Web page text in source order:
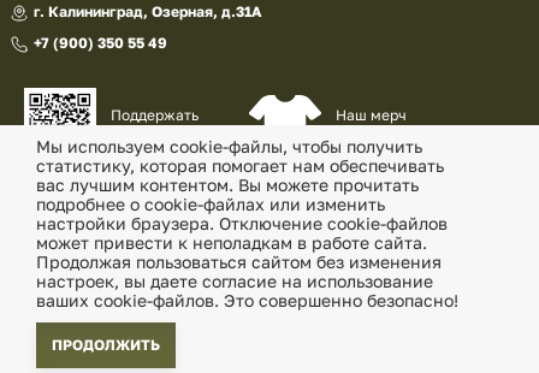
г. Калининград, Озерная, д.31А
+7 (900) 350 55 49
Поддержать
Наш мерч
© «Военно-патриотический клуб «Утес» , 2026
Политика конфиденциальности
Согласие на обработку перс. данных
Мы используем cookie-файлы, чтобы получить
статистику, которая помогает нам обеспечивать
вас лучшим контентом. Вы можете прочитать
подробнее о cookie-файлах или изменить
настройки браузера. Отключение cookie-файлов
может привести к неполадкам в работе сайта.
Продолжая пользоваться сайтом без изменения
настроек, вы даете согласие на использование
ваших cookie-файлов. Это совершенно безопасно!
ПРОДОЛЖИТЬ